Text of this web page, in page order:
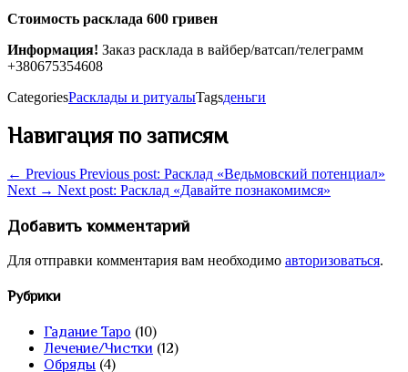
Стоимость расклада 600 гривен
Информация! Заказ расклада в вайбер/ватсап/телеграмм
+380675354608
CategoriesРасклады и ритуалыTagsденьги
Навигация по записям
← Previous Previous post: Расклад «Ведьмовский потенциал»
Next → Next post: Расклад «Давайте познакомимся»
Добавить комментарий
Для отправки комментария вам необходимо авторизоваться.
Рубрики
Гадание Таро (10)
Лечение/Чистки (12)
Обряды (4)